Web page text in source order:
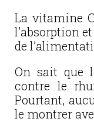
La vitamine
l’absorption
de
On sait que
contre le
Pourtant,
le montrer